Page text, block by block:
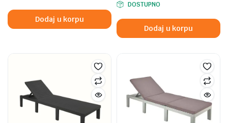
Dodaj u korpu
DOSTUPNO
Dodaj u korpu